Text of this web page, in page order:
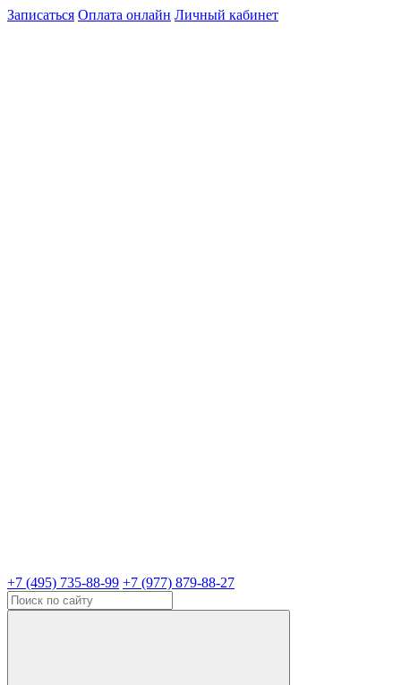
Записаться Оплата онлайн Личный кабинет
+7 (495) 735-88-99 +7 (977) 879-88-27